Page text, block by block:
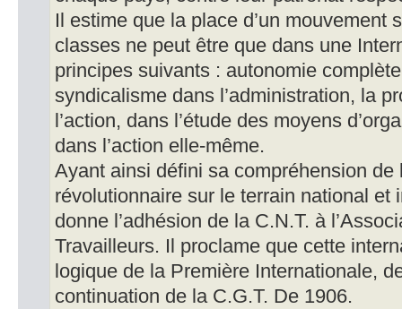
Il estime que la place d’un mouvement
classes ne peut être que dans une
principes suivants : autonomie
syndicalisme dans l’administration, la
l’action, dans l’étude des moyens
dans l’action elle-même.
Ayant ainsi défini sa compréhension de
révolutionnaire sur le terrain national et
donne l’adhésion de la C.N.T. à
Travailleurs. Il proclame que cette
logique de la Première Internationale,
continuation de la C.G.T. De 1906.